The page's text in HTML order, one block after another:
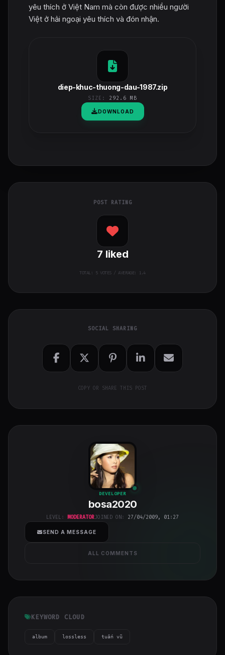
yêu thích ở Việt Nam mà còn được nhiều người
Việt ở hải ngoại yêu thích và đón nhận.
diep-khuc-thuong-dau-1987.zip
SIZE: 292.6 MB
DOWNLOAD
POST RATING
7 liked
TOTAL: 5VOTES / AVERAGE: 1.4
SOCIAL SHARING
COPY OR SHARE THIS POST
bosa2020
class="w-full
h-full object-
cover">
DEVELOPER
bosa2020
LEVEL: MODERATORJOINED ON: 27/04/2009, 01:27
SEND A MESSAGE
ALL COMMENTS
KEYWORD CLOUD
album lossless tuấn vũ